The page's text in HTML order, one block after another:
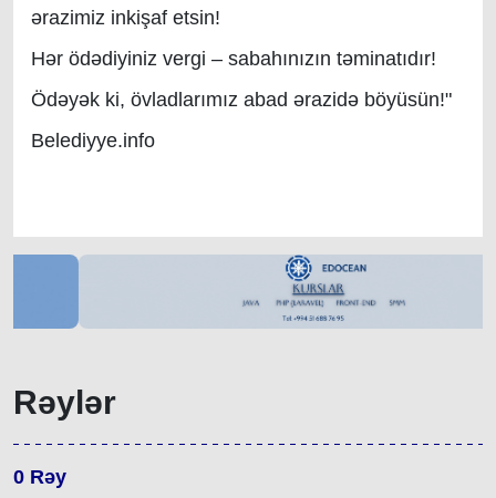
ərazimiz inkişaf etsin!
Hər ödədiyiniz vergi – sabahınızın təminatıdır!
Ödəyək ki, övladlarımız abad ərazidə böyüsün!"
Belediyye.info
Rəylər
0 Rəy